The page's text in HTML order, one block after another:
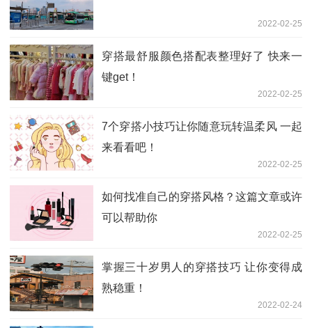
2022-02-25
穿搭最舒服颜色搭配表整理好了 快来一
键get！
2022-02-25
7个穿搭小技巧让你随意玩转温柔风 一起
来看看吧！
2022-02-25
如何找准自己的穿搭风格？这篇文章或许
可以帮助你
2022-02-25
掌握三十岁男人的穿搭技巧 让你变得成
熟稳重！
2022-02-24